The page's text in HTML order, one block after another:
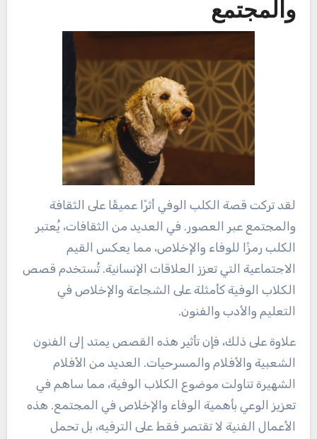
والمجتمع
لقد تركت قصة الكلب الوفي أثرًا عميقًا على الثقافة
والمجتمع عبر العصور. في العديد من الثقافات، يُعتبر
الكلب رمزًا للوفاء والإخلاص، مما يعكس القيم
الاجتماعية التي تعزز العلاقات الإنسانية. تُستخدم قصص
الكلاب الوفية كأمثلة على الشجاعة والإخلاص في
التعليم والأدب والفنون.
علاوة على ذلك، فإن تأثير هذه القصص يمتد إلى الفنون
الشعبية والأفلام والمسرحيات. العديد من الأفلام
الشهيرة تناولت موضوع الكلاب الوفية، مما ساهم في
تعزيز الوعي بأهمية الوفاء والإخلاص في المجتمع. هذه
الأعمال الفنية لا تقتصر فقط على الترفيه، بل تحمل